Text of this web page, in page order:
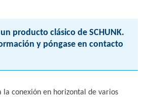
producto clásico de SCHUNK.
y póngase en contacto
la conexión en horizontal de varios